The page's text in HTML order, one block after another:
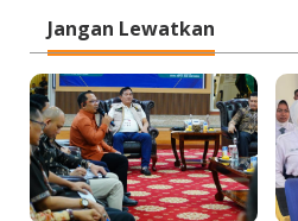
a
s
i
p
o
s
Jangan Lewatkan